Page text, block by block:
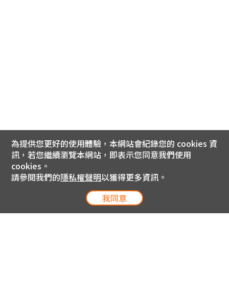
為提供您更好的使用體驗，本網站會紀錄您的 cookies 資
訊，若您繼續瀏覽本網站，即表示您同意我們使用
cookies。
請參閱我們的隱私權聲明以獲得更多資訊。
我同意